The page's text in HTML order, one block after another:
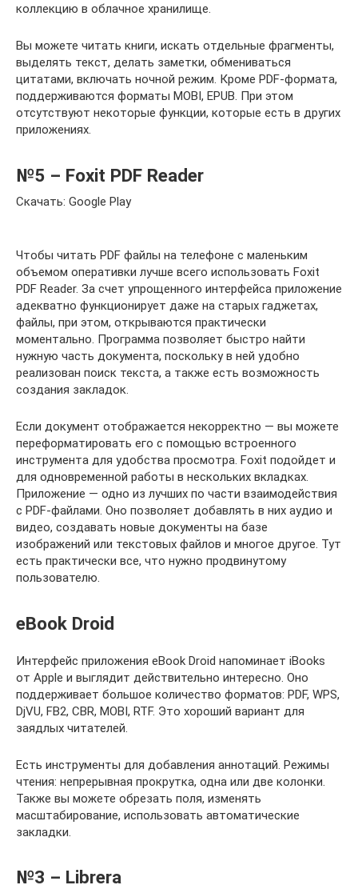
коллекцию в облачное хранилище.
Вы можете читать книги, искать отдельные фрагменты,
выделять текст, делать заметки, обмениваться
цитатами, включать ночной режим. Кроме PDF-формата,
поддерживаются форматы MOBI, EPUB. При этом
отсутствуют некоторые функции, которые есть в других
приложениях.
№5 – Foxit PDF Reader
Скачать: Google Play
Чтобы читать PDF файлы на телефоне с маленьким
объемом оперативки лучше всего использовать Foxit
PDF Reader. За счет упрощенного интерфейса приложение
адекватно функционирует даже на старых гаджетах,
файлы, при этом, открываются практически
моментально. Программа позволяет быстро найти
нужную часть документа, поскольку в ней удобно
реализован поиск текста, а также есть возможность
создания закладок.
Если документ отображается некорректно — вы можете
переформатировать его с помощью встроенного
инструмента для удобства просмотра. Foxit подойдет и
для одновременной работы в нескольких вкладках.
Приложение — одно из лучших по части взаимодействия
с PDF-файлами. Оно позволяет добавлять в них аудио и
видео, создавать новые документы на базе
изображений или текстовых файлов и многое другое. Тут
есть практически все, что нужно продвинутому
пользователю.
eBook Droid
Интерфейс приложения eBook Droid напоминает iBooks
от Apple и выглядит действительно интересно. Оно
поддерживает большое количество форматов: PDF, WPS,
DjVU, FB2, CBR, MOBI, RTF. Это хороший вариант для
заядлых читателей.
Есть инструменты для добавления аннотаций. Режимы
чтения: непрерывная прокрутка, одна или две колонки.
Также вы можете обрезать поля, изменять
масштабирование, использовать автоматические
закладки.
№3 – Librera